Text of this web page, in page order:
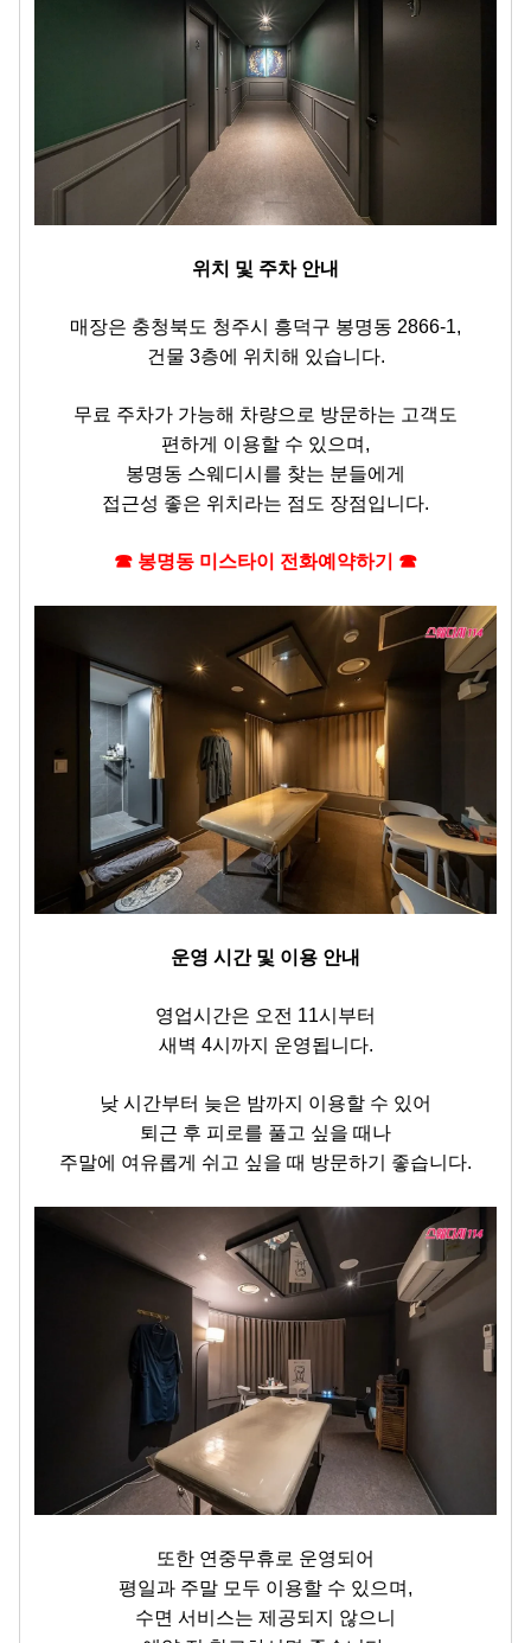
위치 및 주차 안내
매장은 충청북도 청주시 흥덕구 봉명동 2866-1,
건물 3층에 위치해 있습니다.
무료 주차가 가능해 차량으로 방문하는 고객도
편하게 이용할 수 있으며,
봉명동 스웨디시를 찾는 분들에게
접근성 좋은 위치라는 점도 장점입니다.
☎ 봉명동 미스타이 전화예약하기 ☎
운영 시간 및 이용 안내
영업시간은 오전 11시부터
새벽 4시까지 운영됩니다.
낮 시간부터 늦은 밤까지 이용할 수 있어
퇴근 후 피로를 풀고 싶을 때나
주말에 여유롭게 쉬고 싶을 때 방문하기 좋습니다.
또한 연중무휴로 운영되어
평일과 주말 모두 이용할 수 있으며,
수면 서비스는 제공되지 않으니